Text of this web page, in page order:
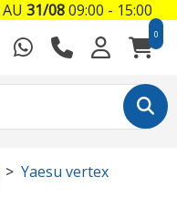
0
Yaesu vertex
AU 31/0809:00 - 15:00